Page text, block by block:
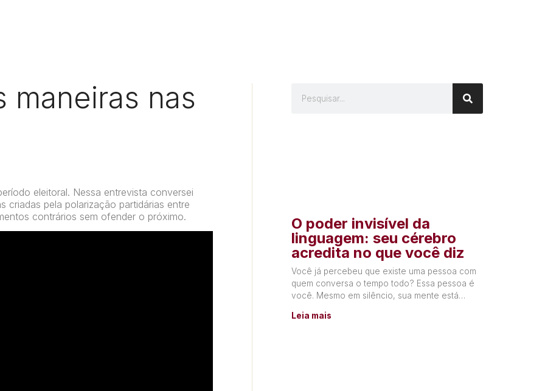
maneiras nas
eleitoral. Nessa entrevista conversei
criadas pela polarização partidárias entre
contrários sem ofender o próximo.
O poder invisível da
linguagem: seu cérebro
acredita no que você diz
Você já percebeu que existe uma pessoa com
quem conversa o tempo todo? Essa pessoa é
você. Mesmo em silêncio, sua mente está
Leia mais